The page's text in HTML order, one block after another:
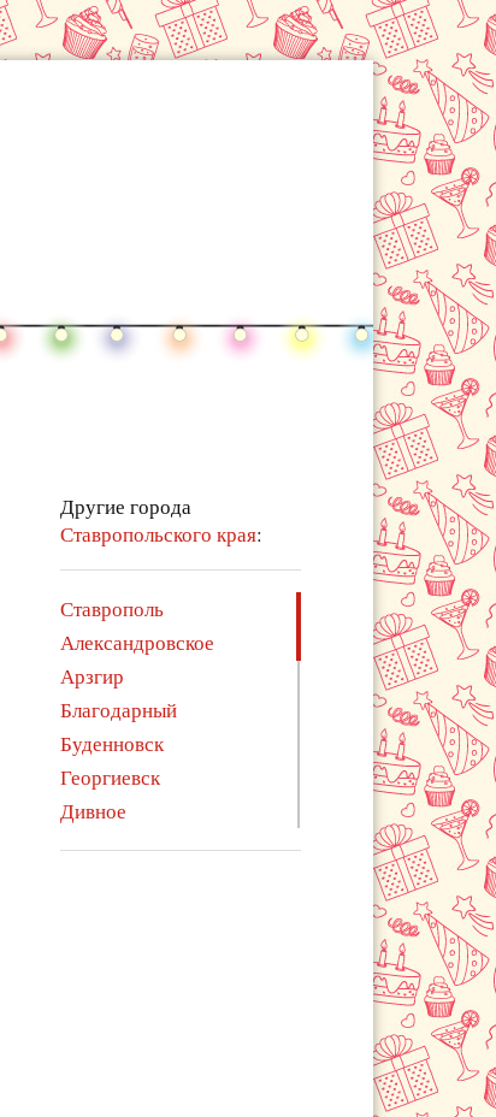
Другие города
Ставропольского края:
Ставрополь
Александровское
Арзгир
Благодарный
Буденновск
Георгиевск
Дивное
Ессентуки